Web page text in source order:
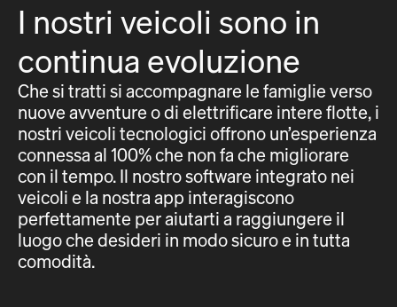
I nostri veicoli sono in
continua evoluzione
Che si tratti si accompagnare le famiglie verso
nuove avventure o di elettrificare intere flotte, i
nostri veicoli tecnologici offrono un’esperienza
connessa al 100% che non fa che migliorare
con il tempo. Il nostro software integrato nei
veicoli e la nostra app interagiscono
perfettamente per aiutarti a raggiungere il
luogo che desideri in modo sicuro e in tutta
comodità.